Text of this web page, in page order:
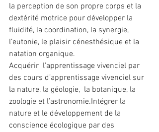
la perception de son propre corps et la
dextérité motrice pour développer la
fluidité, la coordination, la synergie,
l’eutonie, le plaisir cénesthésique et la
natation organique.
Acquérir  l’apprentissage vivenciel par
des cours d’apprentissage vivenciel sur
la nature, la géologie,  la botanique, la
zoologie et l’astronomie.Intégrer la
nature et le développement de la
conscience écologique par des